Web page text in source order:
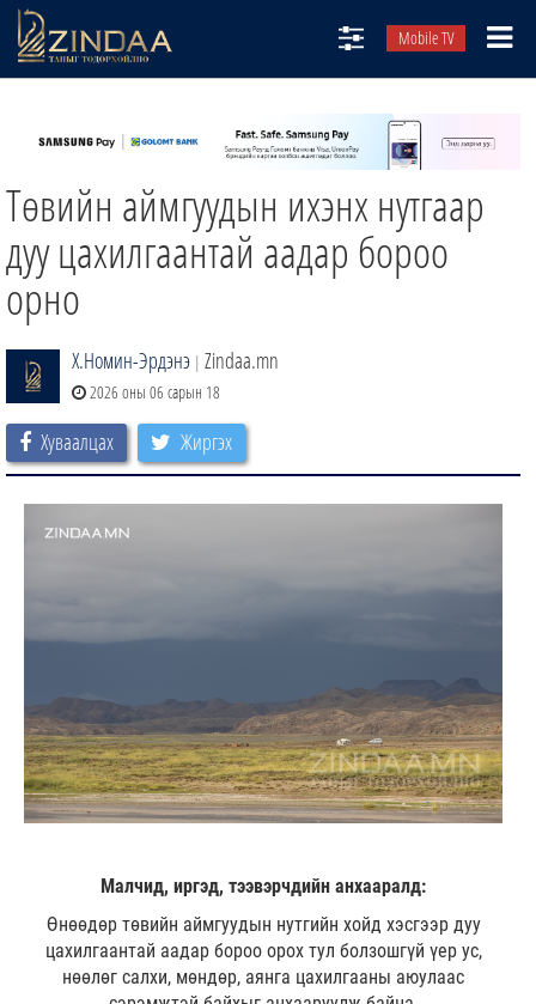
Mobile TV
ТВ8
ӨГЛӨӨНИЙ СОНИН
ЗИНДАА СЭТГҮҮЛ
Төвийн аймгуудын ихэнх нутгаар
дуу цахилгаантай аадар бороо
орно
Х.Номин-Эрдэнэ | Zindaa.mn
2026 оны 06 сарын 18
Хуваалцах Жиргэх
Малчид, иргэд, тээвэрчдийн анхааралд:
Өнөөдөр төвийн аймгуудын нутгийн хойд хэсгээр дуу
цахилгаантай аадар бороо орох тул болзошгүй үер ус,
нөөлөг салхи, мөндөр, аянга цахилгааны аюулаас